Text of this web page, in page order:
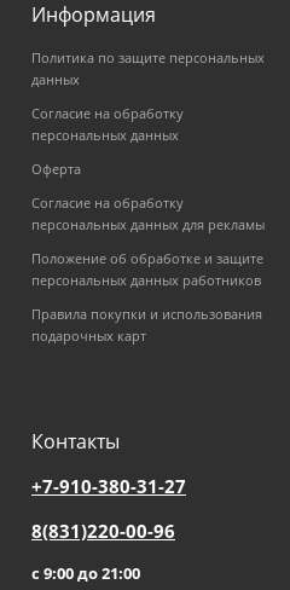
Информация
Политика по защите персональных
данных
Согласие на обработку
персональных данных
Оферта
Согласие на обработку
персональных данных для рекламы
Положение об обработке и защите
персональных данных работников
Правила покупки и использования
подарочных карт
Контакты
+7-910-380-31-27
8(831)220-00-96
с 9:00 до 21:00